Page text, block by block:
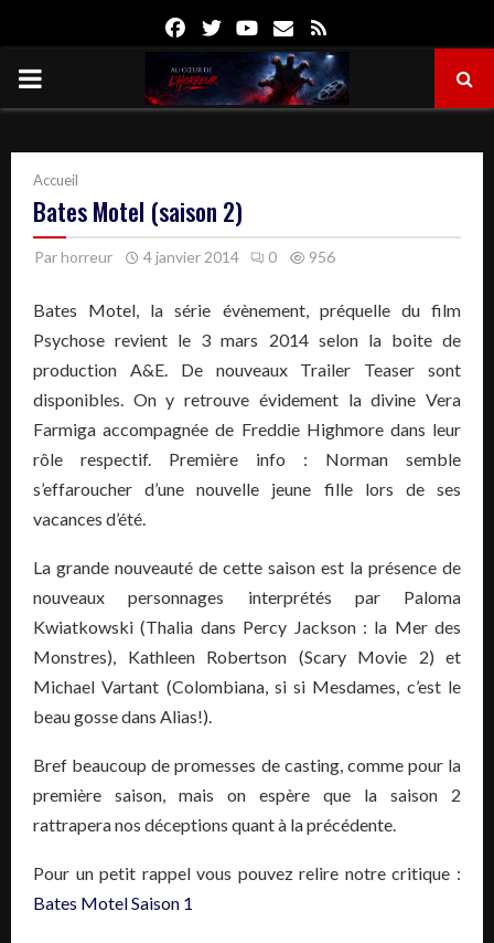
FacebookTwitterYoutube
Email
PRIMARY
Accueil
Bates Motel (saison 2)
Parhorreur 4 janvier 2014 0 956
Bates Motel, la série évènement, préquelle du film
Psychose revient le 3 mars 2014 selon la boite de
production A&E. De nouveaux Trailer Teaser sont
disponibles. On y retrouve évidement la divine Vera
Farmiga accompagnée de Freddie Highmore dans leur
rôle respectif. Première info : Norman semble
s’effaroucher d’une nouvelle jeune fille lors de ses
vacances d’été.
La grande nouveauté de cette saison est la présence de
nouveaux personnages interprétés par Paloma
Kwiatkowski (Thalia dans Percy Jackson : la Mer des
Monstres), Kathleen Robertson (Scary Movie 2) et
Michael Vartant (Colombiana, si si Mesdames, c’est le
beau gosse dans Alias!).
Bref beaucoup de promesses de casting, comme pour la
première saison, mais on espère que la saison 2
rattrapera nos déceptions quant à la précédente.
Pour un petit rappel vous pouvez relire notre critique :
Bates Motel Saison 1